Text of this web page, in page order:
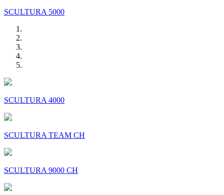
SCULTURA 5000
SCULTURA 4000
SCULTURA TEAM CH
SCULTURA 9000 CH